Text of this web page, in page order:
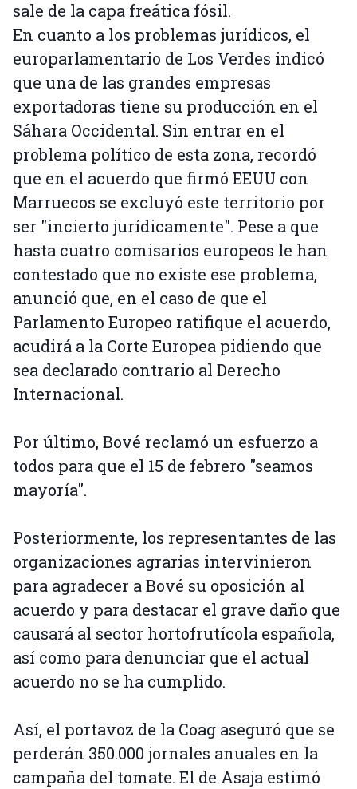
sale de la capa freática fósil.
En cuanto a los problemas jurídicos, el
europarlamentario de Los Verdes indicó
que una de las grandes empresas
exportadoras tiene su producción en el
Sáhara Occidental. Sin entrar en el
problema político de esta zona, recordó
que en el acuerdo que firmó EEUU con
Marruecos se excluyó este territorio por
ser "incierto jurídicamente". Pese a que
hasta cuatro comisarios europeos le han
contestado que no existe ese problema,
anunció que, en el caso de que el
Parlamento Europeo ratifique el acuerdo,
acudirá a la Corte Europea pidiendo que
sea declarado contrario al Derecho
Internacional.
Por último, Bové reclamó un esfuerzo a
todos para que el 15 de febrero "seamos
mayoría".
Posteriormente, los representantes de las
organizaciones agrarias intervinieron
para agradecer a Bové su oposición al
acuerdo y para destacar el grave daño que
causará al sector hortofrutícola española,
así como para denunciar que el actual
acuerdo no se ha cumplido.
Así, el portavoz de la Coag aseguró que se
perderán 350.000 jornales anuales en la
campaña del tomate. El de Asaja estimó